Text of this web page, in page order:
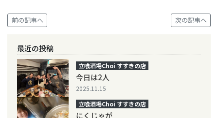
前の記事へ 次の記事へ
最近の投稿
立喰酒場Choi すすきの店
今日は2人
2025.11.15
立喰酒場Choi すすきの店
にくじゃが